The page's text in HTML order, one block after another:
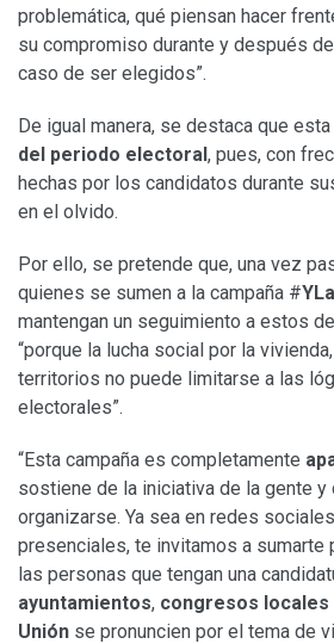
problemática, qué piensan hacer
su compromiso durante y después
caso de ser elegidos”.
De igual manera, se destaca que esta
del periodo electoral, pues, con
hechas por los candidatos durante
en el olvido.
Por ello, se pretende que, una vez
quienes se sumen a la campaña #
mantengan un seguimiento a estos
“porque la lucha social por la
territorios no puede limitarse a las
electorales”.
“Esta campaña es completamente
sostiene de la iniciativa de la gente
organizarse. Ya sea en redes
presenciales, te invitamos a sumarte
las personas que tengan una
ayuntamientos, congresos locales
Unión se pronuncien por el tema de